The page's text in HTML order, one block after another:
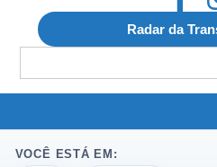
Radar da
for:
VOCÊ ESTÁ EM: